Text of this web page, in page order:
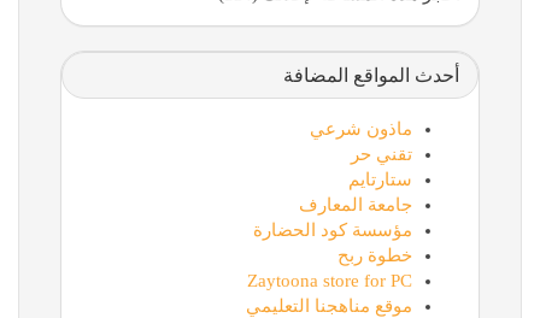
أحدث المواقع المضافة
ماذون شرعي
تقني حر
ستارتايم
جامعة المعارف
مؤسسة كود الحضارة
خطوة ربح
Zaytoona store for PC
موقع مناهجنا التعليمي